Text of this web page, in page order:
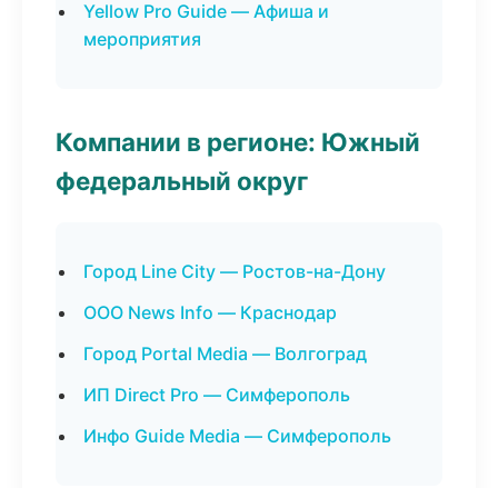
Yellow Pro Guide — Афиша и
мероприятия
Компании в регионе: Южный
федеральный округ
Город Line City — Ростов-на-Дону
ООО News Info — Краснодар
Город Portal Media — Волгоград
ИП Direct Pro — Симферополь
Инфо Guide Media — Симферополь